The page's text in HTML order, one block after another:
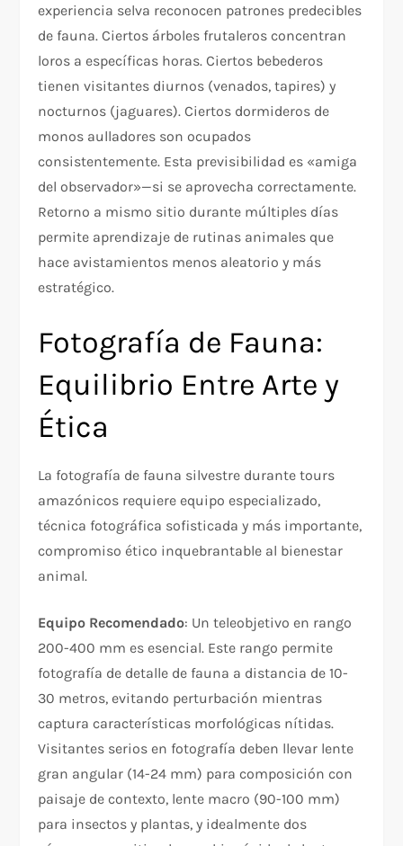
experiencia selva reconocen patrones predecibles
de fauna. Ciertos árboles frutaleros concentran
loros a específicas horas. Ciertos bebederos
tienen visitantes diurnos (venados, tapires) y
nocturnos (jaguares). Ciertos dormideros de
monos aulladores son ocupados
consistentemente. Esta previsibilidad es «amiga
del observador»—si se aprovecha correctamente.
Retorno a mismo sitio durante múltiples días
permite aprendizaje de rutinas animales que
hace avistamientos menos aleatorio y más
estratégico.
Fotografía de Fauna:
Equilibrio Entre Arte y
Ética
La fotografía de fauna silvestre durante tours
amazónicos requiere equipo especializado,
técnica fotográfica sofisticada y más importante,
compromiso ético inquebrantable al bienestar
animal.
Equipo Recomendado: Un teleobjetivo en rango
200-400 mm es esencial. Este rango permite
fotografía de detalle de fauna a distancia de 10-
30 metros, evitando perturbación mientras
captura características morfológicas nítidas.
Visitantes serios en fotografía deben llevar lente
gran angular (14-24 mm) para composición con
paisaje de contexto, lente macro (90-100 mm)
para insectos y plantas, y idealmente dos